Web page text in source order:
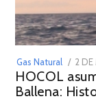
Gas Natural
ON
2
HOCOL
Ballena: